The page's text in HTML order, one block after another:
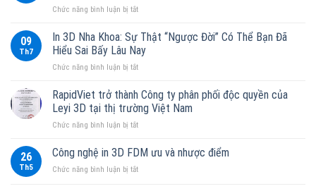
Chức năng bình luận bị tắtở
Giới
Resin
3D
Nha
Cuộc
Cách
Mạng
Độ
Xác
09
Th7
In 3D Nha Khoa: Sự Thật “Ngược Đời” Có Thể Bạn Đã
Hiểu Sai Bấy Lâu Nay
Chức năng bình luận bị tắtở
3D
Khoa:
Sự
“Ngược
Có
RapidViet trở thành Công ty phân phối độc quyền của
Leyi 3D tại thị trường Việt Nam
Chức năng bình luận bị tắtở
trở
thành
Công
26
Th5
Công nghệ in 3D FDM ưu và nhược điểm
Chức năng bình luận bị tắtở